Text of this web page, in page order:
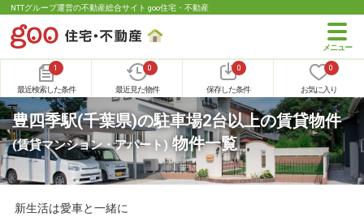
NTTグループ運営の不動産総合サイト goo住宅・不動産
1
最近検索した条件
0
最近見た物件
0
保存した条件
0
お気に入り
豊四季駅(千葉県)の駐車場2台以上の賃貸物件
(賃貸マンション・アパート) 物件一覧
新生活は愛車と一緒に